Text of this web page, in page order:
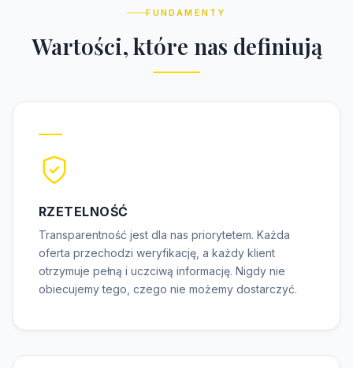
FUNDAMENTY
Wartości,które nas defniują
RZETELNOŚĆ
Transparentność jest dla nas priorytetem. Każda
oferta przechodzi weryfikację, a każdy klient
otrzymuje pełną i uczciwą informację. Nigdy nie
obiecujemy tego, czego nie możemy dostarczyć.